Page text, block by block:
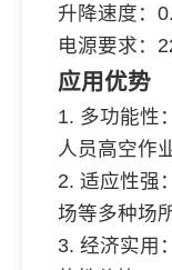
升降速度：
电源要求：
应用优势
1. 多功能性
人员高空作业
2. 适应性强
场等多种场所
3. 经济实用